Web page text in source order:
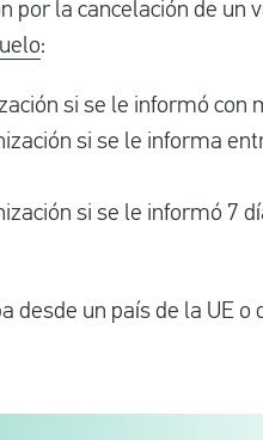
por la cancelación de
:
si se le informó con
si se le informa
si se le informó 7
desde un país de la UE o